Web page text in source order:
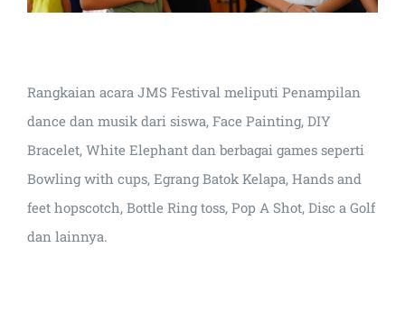
Rangkaian acara JMS Festival meliputi Penampilan
dance dan musik dari siswa, Face Painting, DIY
Bracelet, White Elephant dan berbagai games seperti
Bowling with cups, Egrang Batok Kelapa, Hands and
feet hopscotch, Bottle Ring toss, Pop A Shot, Disc a Golf
dan lainnya.